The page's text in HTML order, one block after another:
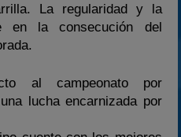
La regularidad y la
en la consecución del
al campeonato por
lucha encarnizada por